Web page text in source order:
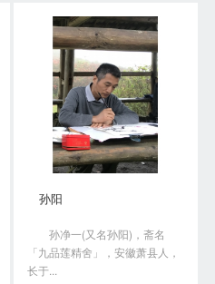
孙阳
孙净一(又名孙阳)，斋名
「九品莲精舍」，安徽萧县人，
长于...